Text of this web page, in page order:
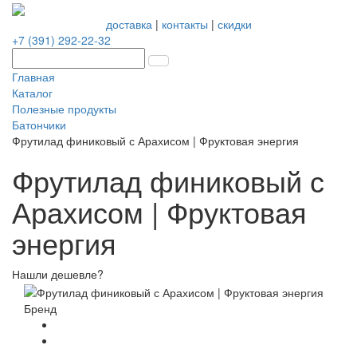
доставка| контакты | скидки
+7 (391) 292-22-32
Главная
Каталог
Полезные продукты
Батончики
Фрутилад финиковый с Арахисом | Фруктовая энергия
Фрутилад финиковый с
Арахисом | Фруктовая
энергия
Нашли дешевле?
Бренд